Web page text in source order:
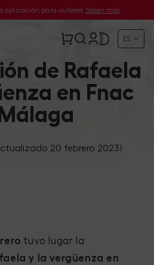
aplicación para autores Saber más
ES
de Rafaela
en Fnac
20 febrero 2023)
tuvo lugar la
y la vergüenza en